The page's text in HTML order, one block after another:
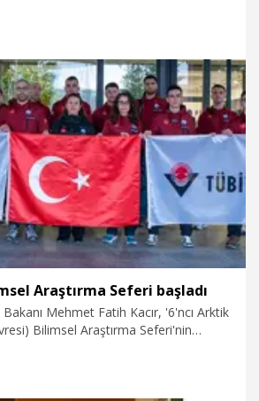
Araştırma Seferi başladı
Mehmet Fatih Kacır, '6'ncı Arktik
Bilimsel Araştırma Seferi'nin